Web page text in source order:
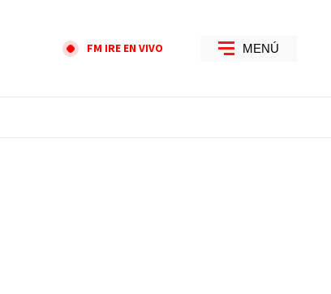
FM IRE EN VIVO MENÚ